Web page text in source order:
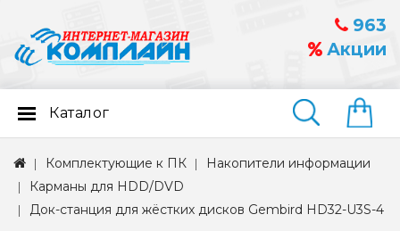
963
Акции
Найти
Каталог
Комплектующие к ПК
Накопители информации
Карманы для HDD/DVD
Док-станция для жёстких дисков Gembird HD32-U3S-4